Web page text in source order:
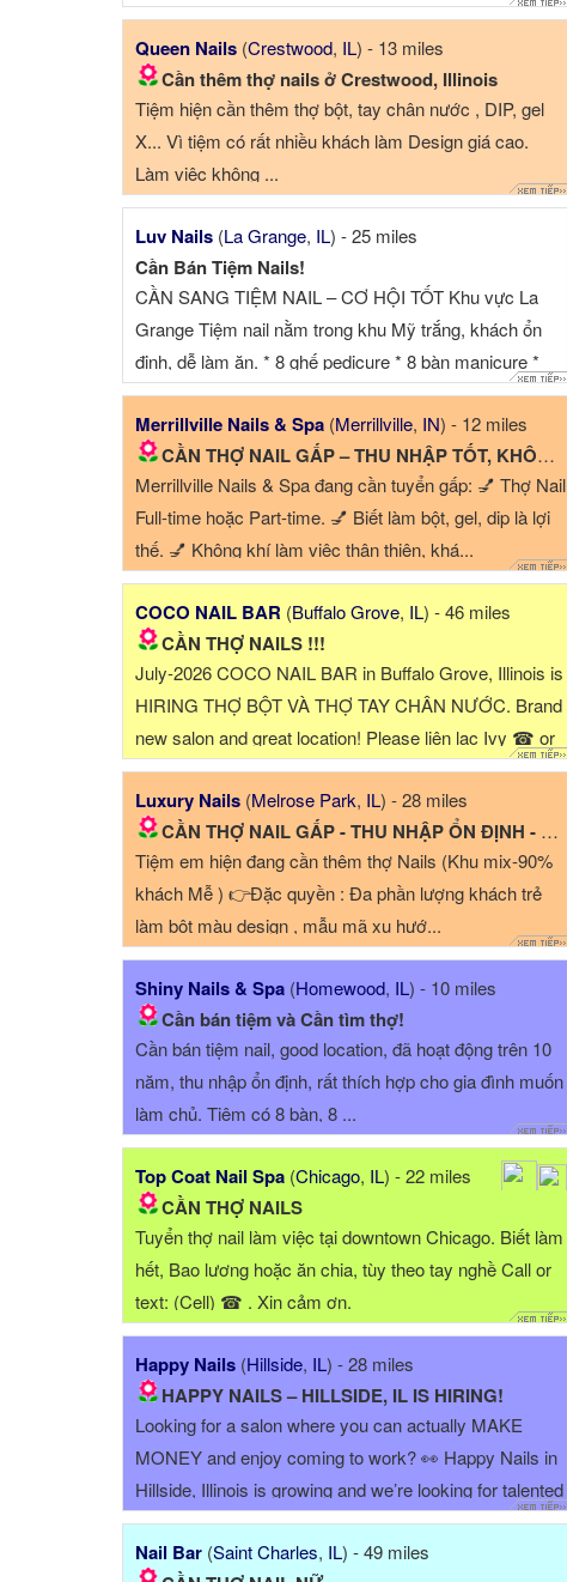
Queen Nails (Crestwood, IL) - 13 miles
Cần thêm thợ nails ở Crestwood, Illinois
Tiệm hiện cần thêm thợ bột, tay chân nước , DIP, gel
X... Vì tiệm có rất nhiều khách làm Design giá cao.
Làm việc không ...
Luv Nails (La Grange, IL) - 25 miles
Cần Bán Tiệm Nails!
CẦN SANG TIỆM NAIL – CƠ HỘI TỐT Khu vực La
Grange Tiệm nail nằm trong khu Mỹ trắng, khách ổn
định, dễ làm ăn. * 8 ghế pedicure * 8 bàn manicure *
Tiệ...
Merrillville Nails & Spa (Merrillville, IN) - 12 miles
CẦN THỢ NAIL GẤP – THU NHẬP TỐT, KHÔNG DRAMA
Merrillville Nails & Spa đang cần tuyển gấp: 💅 Thợ Nail
Full-time hoặc Part-time. 💅 Biết làm bột, gel, dip là lợi
thế. 💅 Không khí làm việc thân thiện, khá...
COCO NAIL BAR (Buffalo Grove, IL) - 46 miles
CẦN THỢ NAILS !!!
July-2026 COCO NAIL BAR in Buffalo Grove, Illinois is
HIRING THỢ BỘT VÀ THỢ TAY CHÂN NƯỚC. Brand
new salon and great location! Please liên lạc Ivy ☎ or
Dũng ☎ . Thank ...
Luxury Nails (Melrose Park, IL) - 28 miles
CẦN THỢ NAIL GẤP - THU NHẬP ỔN ĐỊNH - KHÔNG DRAMA
Tiệm em hiện đang cần thêm thợ Nails (Khu mix-90%
khách Mễ ) 👉Đặc quyền : Đa phần lượng khách trẻ
làm bột màu design , mẫu mã xu hướ...
Shiny Nails & Spa (Homewood, IL) - 10 miles
Cần bán tiệm và Cần tìm thợ!
Cần bán tiệm nail, good location, đã hoạt động trên 10
năm, thu nhập ổn định, rất thích hợp cho gia đình muốn
làm chủ. Tiệm có 8 bàn, 8 ...
Top Coat Nail Spa (Chicago, IL) - 22 miles
CẦN THỢ NAILS
Tuyển thợ nail làm việc tại downtown Chicago. Biết làm
hết, Bao lương hoặc ăn chia, tùy theo tay nghề Call or
text: (Cell) ☎ . Xin cảm ơn.
Happy Nails (Hillside, IL) - 28 miles
HAPPY NAILS – HILLSIDE, IL IS HIRING!
Looking for a salon where you can actually MAKE
MONEY and enjoy coming to work? 👀 Happy Nails in
Hillside, Illinois is growing and we’re looking for talented
people to join our team! ✨ We’re hiring: * Acrylic/ Gel
Experts * Manicure/...
Nail Bar (Saint Charles, IL) - 49 miles